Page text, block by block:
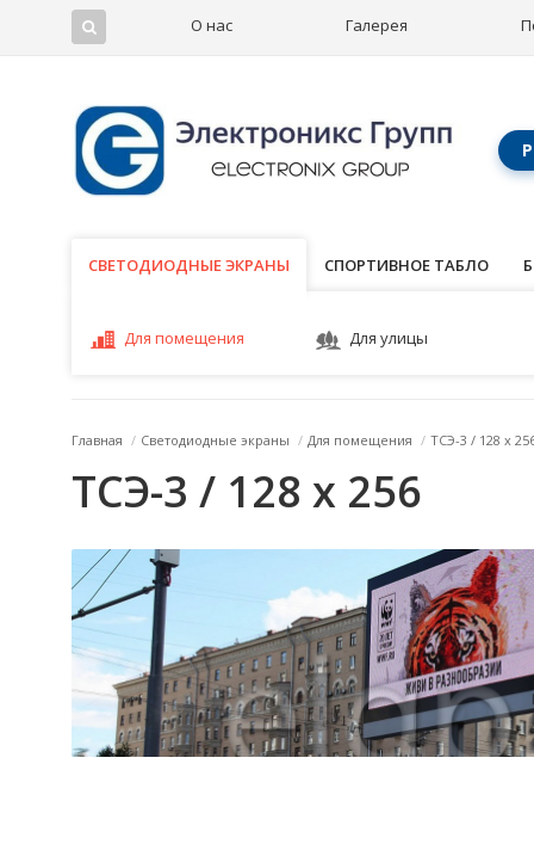
О нас Галерея
СВЕТОДИОДНЫЕ ЭКРАНЫ
СВЕТОДИОДНЫЕ ЭКРАНЫ СПОРТИВНОЕ ТАБЛО
Для помещения Для улицы
Главная / Светодиодные экраны / Для помещения / ТСЭ-3 / 128 x
ТСЭ-3 / 128 x 256